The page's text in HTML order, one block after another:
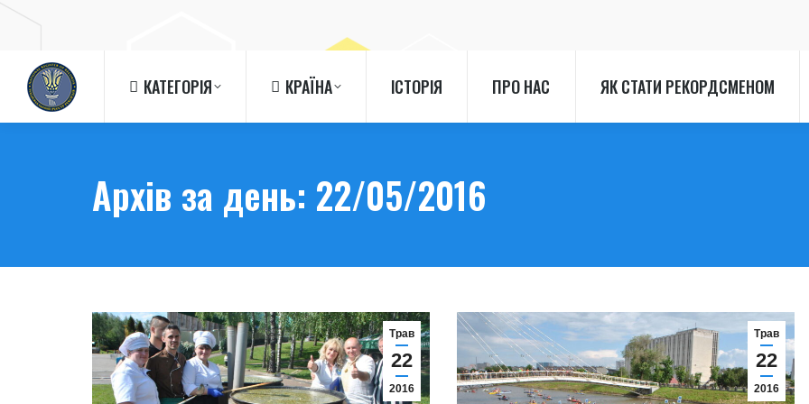
КАТЕГОРІЯ КРАЇНА ІСТОРІЯ ПРО НАС ЯК СТАТИ РЕКОРДСМЕНОМ
Архів за день: 22/05/2016
Трав
22
2016
Трав
22
2016